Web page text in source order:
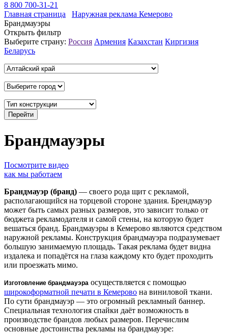
8 800 700-31-21
Главная страница
Наружная реклама Кемерово
Брандмауэры
Открыть фильтр
Выберите страну: Россия Армения Казахстан Киргизия
Беларусь
Брандмауэры
Посмотрите видео
как мы работаем
Брандмауэр (бранд) — своего рода щит с рекламой,
располагающийся на торцевой стороне здания. Брендмауэр
может быть самых разных размеров, это зависит только от
бюджета рекламодателя и самой стены, на которую будет
вешаться бранд. Брандмауэры в Кемерово являются средством
наружной рекламы. Конструкция брандмауэра подразумевает
большую занимаемую площадь. Такая реклама будет видна
издалека и попадётся на глаза каждому кто будет проходить
или проезжать мимо.
Изготовление брандмауэра осуществляется с помощью
широкоформатной печати в Кемерово на виниловой ткани.
По сути брандмауэр — это огромный рекламный баннер.
Специальная технология спайки даёт возможность в
производстве брандов любых размеров. Перечислим
основные достоинства рекламы на брандмауэре: